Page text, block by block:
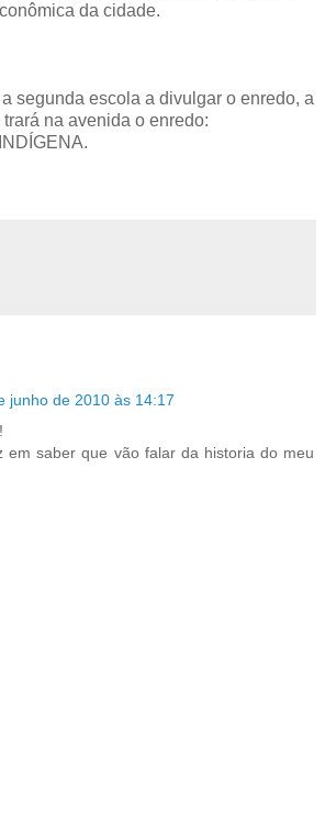
da cidade.
segunda escola a divulgar o enredo, a
na avenida o enredo:
junho de 2010 às 14:17
em saber que vão falar da historia do meu